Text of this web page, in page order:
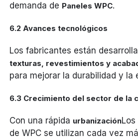
demanda de Paneles WPC.
6.2 Avances tecnológicos
Los fabricantes están
texturas, revestimientos y
para mejorar la durabilidad y la
6.3 Crecimiento del sector de la
Con una rápida urbanización
de WPC se utilizan cada vez